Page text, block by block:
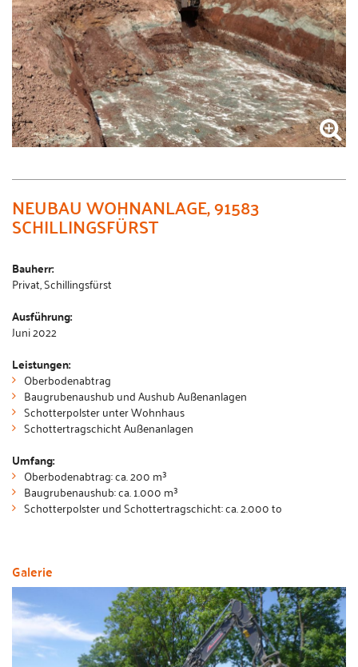
NEUBAU WOHNANLAGE, 91583
SCHILLINGSFÜRST
Bauherr:
Privat, Schillingsfürst
Ausführung:
Juni 2022
Leistungen:
Oberbodenabtrag
Baugrubenaushub und Aushub Außenanlagen
Schotterpolster unter Wohnhaus
Schottertragschicht Außenanlagen
Umfang:
Oberbodenabtrag: ca. 200 m³
Baugrubenaushub: ca. 1.000 m³
Schotterpolster und Schottertragschicht: ca. 2.000 to
Galerie